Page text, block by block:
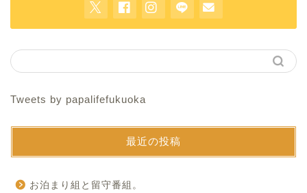
Tweets by papalifefukuoka
最近の投稿
お泊まり組と留守番組。